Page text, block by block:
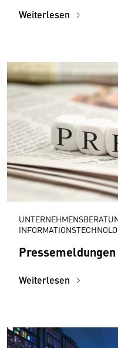
Weiterlesen
Weiterlesen